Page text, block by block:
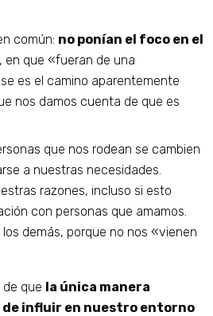
común: no ponían el foco en el
, en que «fueran de una
es el camino aparentemente
nos damos cuenta de que es
que nos rodean se cambien
a nuestras necesidades.
razones, incluso si esto
con personas que amamos.
demás, porque no nos «vienen
que la única manera
influir en nuestro entorno